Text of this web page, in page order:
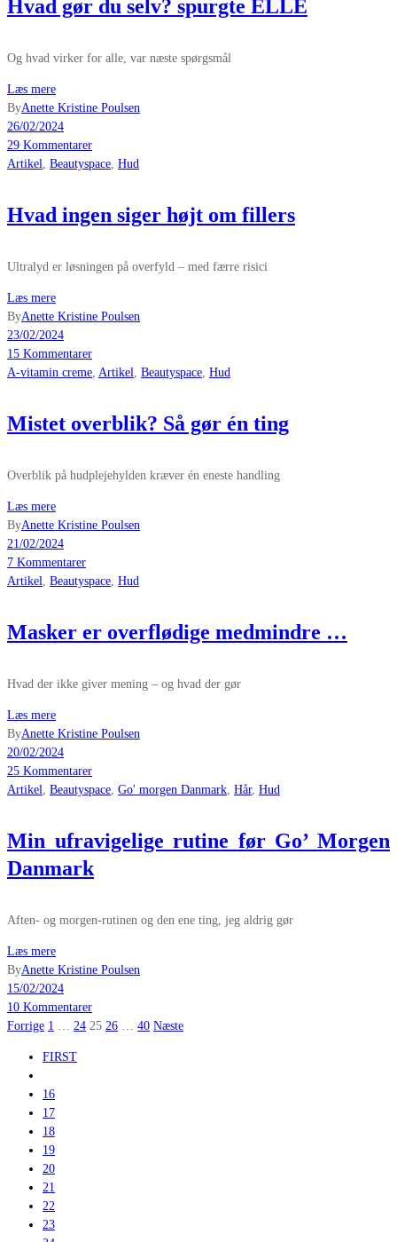
Hvad gør du selv? spurgte ELLE
Og hvad virker for alle, var næste spørgsmål
Læs mere
ByAnette Kristine Poulsen
26/02/2024
29 Kommentarer
Artikel, Beautyspace, Hud
Hvad ingen siger højt om fillers
Ultralyd er løsningen på overfyld – med færre risici
Læs mere
ByAnette Kristine Poulsen
23/02/2024
15 Kommentarer
A-vitamin creme, Artikel, Beautyspace, Hud
Mistet overblik? Så gør én ting
Overblik på hudplejehylden kræver én eneste handling
Læs mere
ByAnette Kristine Poulsen
21/02/2024
7 Kommentarer
Artikel
Beautyspace Hud
Masker er overflødige medmindre …
Hvad der ikke giver mening – og hvad der gør
Læs mere
ByAnette Kristine Poulsen
20/02/2024
25 Kommentarer
Artikel
Beautyspace Go' morgen Danmark Hår, Hud
Min ufravigelige rutine før Go’ Morgen
Danmark
Aften- og morgen-rutinen og den ene ting, jeg aldrig gør
Læs mere
ByAnette Kristine Poulsen
15/02/2024
10 Kommentarer
Indlægsinddeling
Forrige 1 24 25 26 40 Næste
FIRST
16
17
18
19
20
21
22
23